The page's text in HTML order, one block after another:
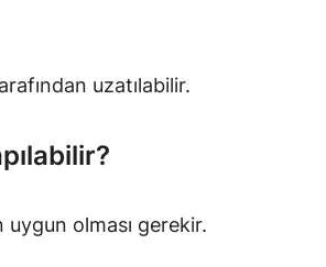
uzatılabilir.
uygun olması gerekir.